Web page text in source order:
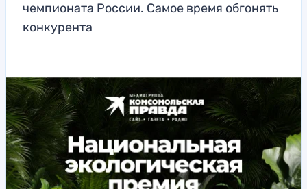
чемпионата России. Самое время обгонять
конкурента